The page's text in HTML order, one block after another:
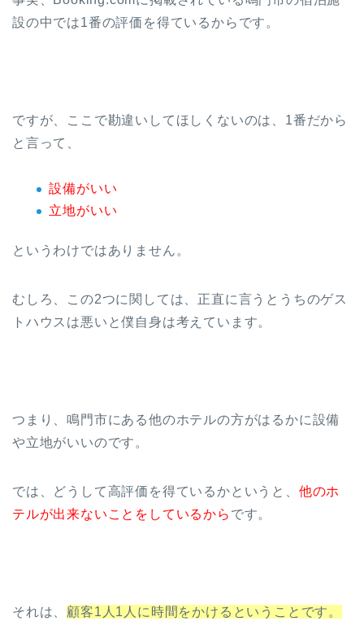
設の中では1番の評価を得ているからです。
ですが、ここで勘違いしてほしくないのは、1番だから
と言って、
設備がいい
立地がいい
というわけではありません。
むしろ、この2つに関しては、正直に言うとうちのゲス
トハウスは悪いと僕自身は考えています。
つまり、鳴門市にある他のホテルの方がはるかに設備
や立地がいいのです。
では、どうして高評価を得ているかというと、 他のホ
テルが出来ないことをしているから です。
それは、 顧客1人1人に時間をかけるということです。